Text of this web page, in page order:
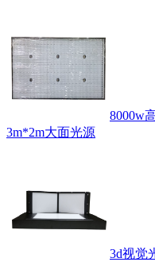
8000w
3m*2m大面光源
3d视觉